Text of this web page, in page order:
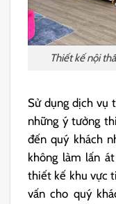
Thiết kế nội
Sử dụng dịch vụ
những ý tưởng
đến quý khách
không làm lấn
thiết kế khu vực
vấn cho quý